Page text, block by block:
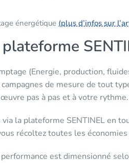
énergétique (plus d’infos sur
(Energie, production,
de mesure de tout
pas à pas et à votre rythme.
la plateforme SENTINEL en
récoltez toutes les économies
est dimensionné